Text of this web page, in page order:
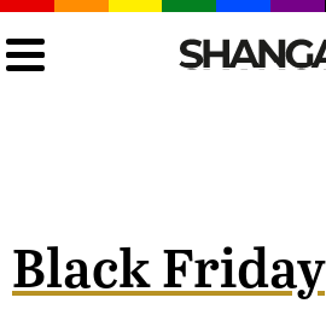
Black Friday